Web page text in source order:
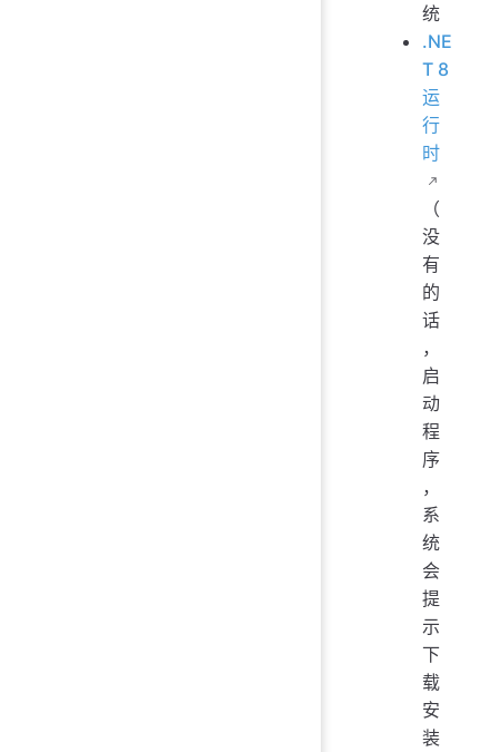
统
.NE
T 8
运
行
时
（
没
有
的
话
，
启
动
程
序
，
系
统
会
提
示
下
载
安
装